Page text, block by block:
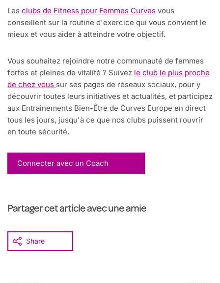
Les clubs de Fitness pour Femmes Curves vous
conseillent sur la routine d'exercice qui vous convient le
mieux et vous aider à atteindre votre objectif.
Vous souhaitez rejoindre notre communauté de femmes
fortes et pleines de vitalité ? Suivez le club le plus proche
de chez vous sur ses pages de réseaux sociaux, pour y
découvrir toutes leurs initiatives et actualités, et participez
aux Entraînements Bien-Être de Curves Europe en direct
tous les jours, jusqu'à ce que nos clubs puissent rouvrir
en toute sécurité.
Connecter avec un Coach
Partager cet article avec une amie
Share